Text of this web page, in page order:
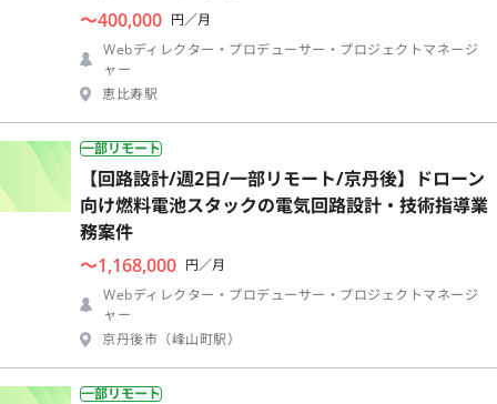
〜400,000 円／月
Webディレクター・プロデューサー・プロジェクトマネージ
ャー
恵比寿駅
一部リモート
【回路設計/週2日/一部リモート/京丹後】ドローン
向け燃料電池スタックの電気回路設計・技術指導業
務案件
〜1,168,000 円／月
Webディレクター・プロデューサー・プロジェクトマネージ
ャー
京丹後市（峰山町駅）
一部リモート